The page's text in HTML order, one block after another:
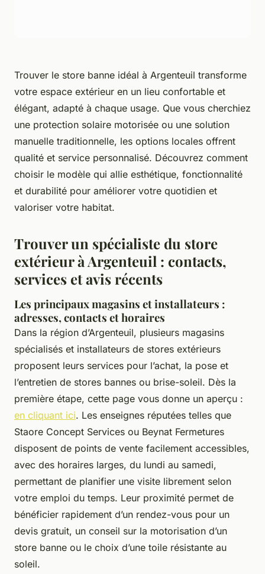
Trouver le store banne idéal à Argenteuil transforme
votre espace extérieur en un lieu confortable et
élégant, adapté à chaque usage. Que vous cherchiez
une protection solaire motorisée ou une solution
manuelle traditionnelle, les options locales offrent
qualité et service personnalisé. Découvrez comment
choisir le modèle qui allie esthétique, fonctionnalité
et durabilité pour améliorer votre quotidien et
valoriser votre habitat.
Trouver un spécialiste du store
extérieur à Argenteuil : contacts,
services et avis récents
Les principaux magasins et installateurs :
adresses, contacts et horaires
Dans la région d’Argenteuil, plusieurs magasins
spécialisés et installateurs de stores extérieurs
proposent leurs services pour l’achat, la pose et
l’entretien de stores bannes ou brise-soleil. Dès la
première étape, cette page vous donne un aperçu :
en cliquant ici. Les enseignes réputées telles que
Staore Concept Services ou Beynat Fermetures
disposent de points de vente facilement accessibles,
avec des horaires larges, du lundi au samedi,
permettant de planifier une visite librement selon
votre emploi du temps. Leur proximité permet de
bénéficier rapidement d’un rendez-vous pour un
devis gratuit, un conseil sur la motorisation d’un
store banne ou le choix d’une toile résistante au
soleil.